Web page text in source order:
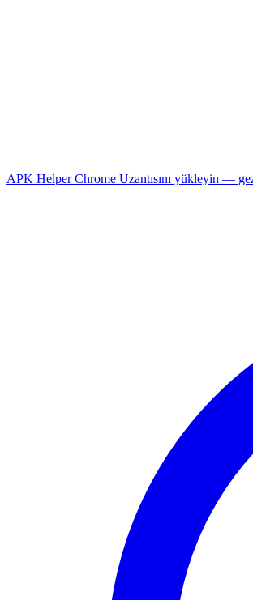
APK Helper Chrome Uzantısını yükleyin —